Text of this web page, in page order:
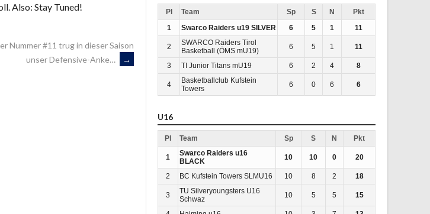
Also: Stay Tuned!
Nummer #11 trug in dieser Saison
unser Defensive-Anke…
→
Pl Team Sp S N
Pkt
1
Swarco Raiders u19 SILVER 6 5 1 11
2
SWARCO Raiders Tirol
Basketball (ÖMS mU19)
6 5 1 11
3 TI Junior Titans mU19 6 2 4 8
4
Basketballclub Kufstein
Towers
6 0 6 6
U16
Pl Team Sp S N Pkt
1
Swarco Raiders u16
BLACK
10 10 0 20
2 BC Kufstein Towers SLMU16 10 8 2 18
3
TU Silveryoungsters U16
Schwaz
10 5 5 15